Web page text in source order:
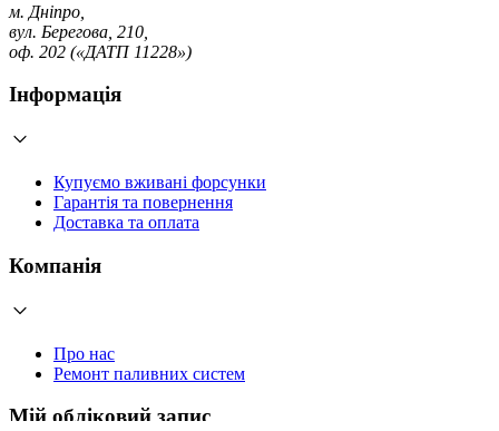
м. Дніпро,
вул. Берегова, 210,
оф. 202 («ДАТП 11228»)
Інформація
Купуємо вживані форсунки
Гарантія та повернення
Доставка та оплата
Компанія
Про нас
Ремонт паливних систем
Мій обліковий запис